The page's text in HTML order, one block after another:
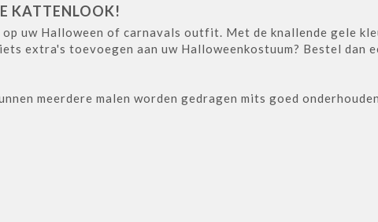
KATTENLOOK!
uw Halloween of carnavals outfit. Met de knallende gele
extra's toevoegen aan uw Halloweenkostuum? Bestel dan
meerdere malen worden gedragen mits goed